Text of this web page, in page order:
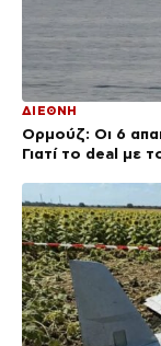
ΔΙΕΘΝΗ
Ορμούζ: Οι 6
Γιατί το deal με